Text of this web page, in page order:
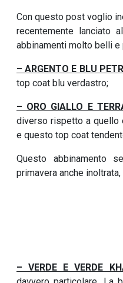
Con questo post voglio
recentemente lanciato
abbinamenti molto belli e
– ARGENTO E BLU
top coat blu verdastro;
– ORO GIALLO E
diverso rispetto a quello
e questo top coat
Questo abbinamento
primavera anche
– VERDE E VERDE